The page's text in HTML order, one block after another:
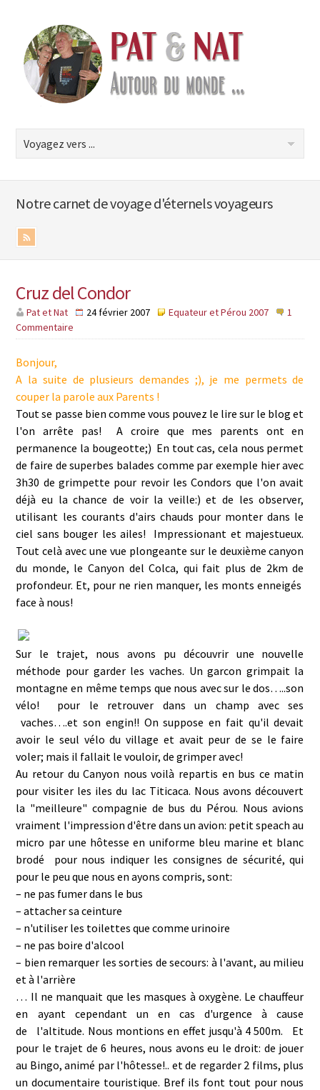
Notre carnet de voyage d'éternels voyageurs
Cruz del Condor
Pat et Nat 24 février 2007 Equateur et Pérou 2007
1
Commentaire
Bonjour,
A la suite de plusieurs demandes ;), je me permets de
couper la parole aux Parents !
Tout se passe bien comme vous pouvez le lire sur le blog et
l'on arrête pas! A croire que mes parents ont en
permanence la bougeotte;) En tout cas, cela nous permet
de faire de superbes balades comme par exemple hier avec
3h30 de grimpette pour revoir les Condors que l'on avait
déjà eu la chance de voir la veille:) et de les observer,
utilisant les courants d'airs chauds pour monter dans le
ciel sans bouger les ailes! Impressionant et majestueux.
Tout celà avec une vue plongeante sur le deuxième canyon
du monde, le Canyon del Colca, qui fait plus de 2km de
profondeur. Et, pour ne rien manquer, les monts enneigés
face à nous!
Sur le trajet, nous avons pu découvrir une nouvelle
méthode pour garder les vaches. Un garcon grimpait la
montagne en même temps que nous avec sur le dos…..son
vélo! pour le retrouver dans un champ avec ses
vaches….et son engin!! On suppose en fait qu'il devait
avoir le seul vélo du village et avait peur de se le faire
voler; mais il fallait le vouloir, de grimper avec!
Au retour du Canyon nous voilà repartis en bus ce matin
pour visiter les iles du lac Titicaca. Nous avons découvert
la "meilleure" compagnie de bus du Pérou. Nous avions
vraiment l'impression d'être dans un avion: petit speach au
micro par une hôtesse en uniforme bleu marine et blanc
brodé pour nous indiquer les consignes de sécurité, qui
pour le peu que nous en ayons compris, sont:
– ne pas fumer dans le bus
– attacher sa ceinture
– n'utiliser les toilettes que comme urinoire
– ne pas boire d'alcool
– bien remarquer les sorties de secours: à l'avant, au milieu
et à l'arrière
… Il ne manquait que les masques à oxygène. Le chauffeur
en ayant cependant un en cas d'urgence à cause
de l'altitude. Nous montions en effet jusqu'à 4 500m. Et
pour le trajet de 6 heures, nous avons eu le droit: de jouer
au Bingo, animé par l'hôtesse!.. et de regarder 2 films, plus
un documentaire touristique. Bref ils font tout pour nous